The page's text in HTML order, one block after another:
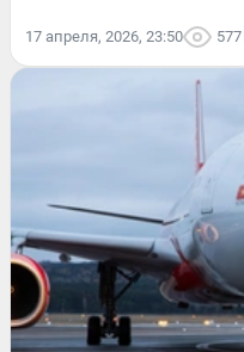
17 апреля, 2026, 23:50 577